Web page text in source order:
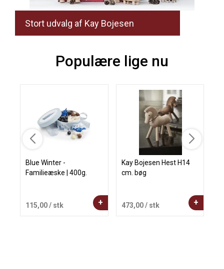
Stort udvalg af Kay Bojesen
Populære lige nu
Blue Winter -
Familieæske | 400g.
115,00/ stk +
Kay Bojesen Hest H14
cm. bøg
473,00 / stk +